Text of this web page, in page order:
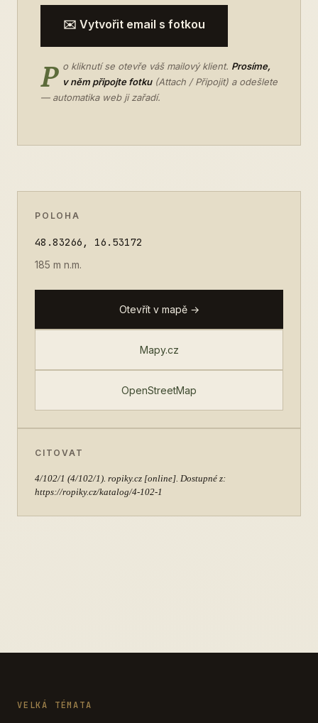
✉️ Vytvořit email s fotkou
P o kliknutí se otevře váš mailový klient. Prosíme,
v něm připojte fotku(Attach / Připojit) a odešlete
— automatika web ji zařadí.
POLOHA
48.83266, 16.53172
185 m n.m.
Otevřít v mapě →
Mapy.cz
OpenStreetMap
CITOVAT
4/102/1 (4/102/1). ropiky.cz [online]. Dostupné z:
https://ropiky.cz/katalog/4-102-1
VELKÁ TÉMATA